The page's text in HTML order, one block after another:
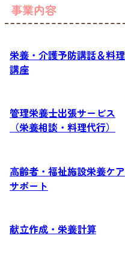
事業内容
栄養・介護予防講話＆料理
講座
管理栄養士出張サービス
（栄養相談・料理代行）
高齢者・福祉施設栄養ケア
サポート
献立作成・栄養計算